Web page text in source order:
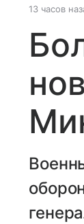
13 часов